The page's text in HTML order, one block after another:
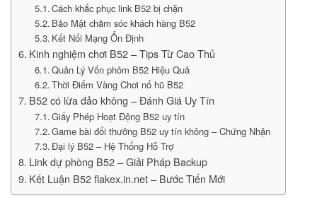
Cách khắc phục link B52 bị chặn
Bảo Mật chăm sóc khách hàng B52
Kết Nối Mạng Ổn Định
Kinh nghiệm chơi B52 – Tips Từ Cao Thủ
Quản Lý Vốn phỏm B52 Hiệu Quả
Thời Điểm Vàng Chơi nổ hũ B52
B52 có lừa đảo không – Đánh Giá Uy Tín
Giấy Phép Hoạt Động B52 uy tín
Game bài đổi thưởng B52 uy tín không – Chứng Nhận
Đại lý B52 – Hệ Thống Hỗ Trợ
Link dự phòng B52 – Giải Pháp Backup
Kết Luận B52 flakex.in.net – Bước Tiến Mới